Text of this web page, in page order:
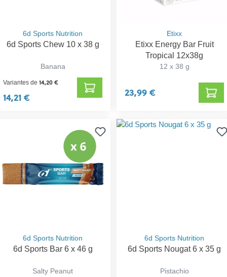
6d Sports Nutrition
6d Sports Chew 10 x 38 g
Banana
Variantes de14,20 €
14,21 €
Etixx
Etixx Energy Bar Fruit
Tropical 12x38g
12 x 38 g
23,99 €
6d Sports Nutrition
6d Sports Bar 6 x 46 g
Salty Peanut
6d Sports Nutrition
6d Sports Nougat 6 x 35 g
Pistachio